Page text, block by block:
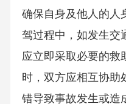
确保自身及他人的人
驾过程中，如发生交
应立即采取必要的救
时，双方应相互协助
错导致事故发生或造